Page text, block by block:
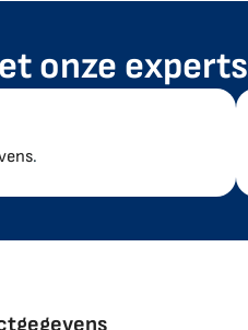
onze experts
.